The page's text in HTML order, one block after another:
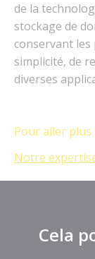
de la
stockage de
conservant
simplicité, de
diverses
Pour aller plus
Notre
Cela